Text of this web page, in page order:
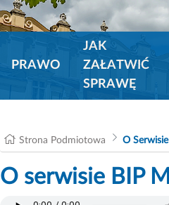
PRAWO
JAK
ZAŁATWIĆ
SPRAWĘ
Strona Podmiotowa O Serwisie
O serwisie BIP